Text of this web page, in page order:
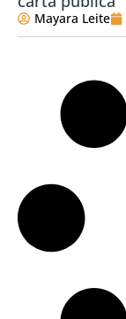
Mayara Leite